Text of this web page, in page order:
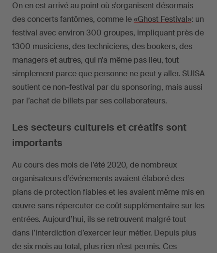
On en est arrivé au point où s’organisent désormais
des concerts fantômes, comme le«Ghost Festival»: un
festival avec environ 300 groupes, impliquant près de
1300 musiciens, des techniciens, des bookers, des
managers et autres, qui n’a même pas lieu, tout
simplement parce que personne ne peut y aller. SUISA
soutient ce non-festival par du sponsoring, mais aussi
par l’achat de billets par ses collaborateurs.
Les secteurs culturels et créatifs sont
importants
Au cours des mois de l’été 2020, de nombreux
organisateurs d’événements avaient élaboré des
plans de protection fiables et les avaient même mis en
œuvre sans répercuter ce coût supplémentaire sur les
entrées. Aujourd’hui, ils se retrouvent malgré tout
dans l’interdiction d’exercer leur métier. Depuis plus
de six mois au total, plus rien n’est permis. Ces